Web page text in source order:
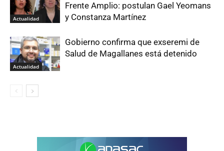
Actualidad
Frente Amplio: postulan Gael Yeomans
y Constanza Martínez
Actualidad
Gobierno confirma que exseremi de
Salud de Magallanes está detenido